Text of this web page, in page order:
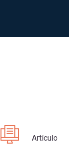
Artículo